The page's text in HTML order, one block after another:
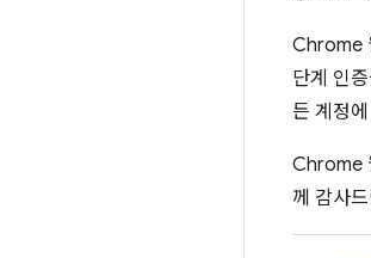
Chrome
단계 인
든 계정
Chrome
께 감사